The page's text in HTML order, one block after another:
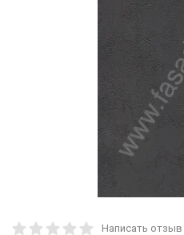
Написать отзыв